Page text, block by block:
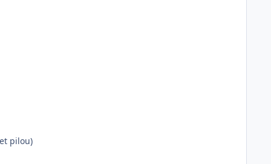
pilou)